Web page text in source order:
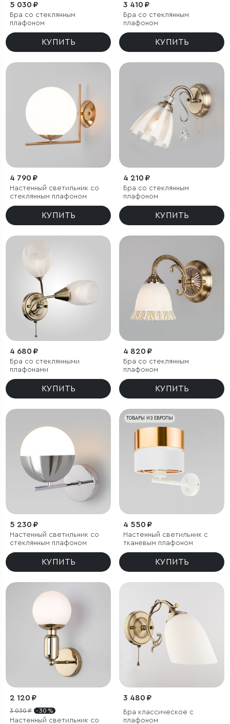
5 030 ₽
Бра со стеклянным
плафоном
КУПИТЬ
3 410 ₽
Бра со стеклянным
плафоном
КУПИТЬ
4 790 ₽
Настенный светильник со
стеклянным плафоном
КУПИТЬ
4 210 ₽
Бра со стеклянным
плафоном
КУПИТЬ
4 680 ₽
Бра со стеклянными
плафонами
КУПИТЬ
4 820 ₽
Бра со стеклянным
плафоном
КУПИТЬ
5 230 ₽
Настенный светильник со
стеклянным плафоном
КУПИТЬ
ТОВАРЫ ИЗ ЕВРОПЫ
4 550 ₽
Настенный светильник с
тканевым плафоном
КУПИТЬ
2 120 ₽
3 030 ₽ - 30 %
Настенный светильник со
3 480 ₽
Бра классическое с
плафоном